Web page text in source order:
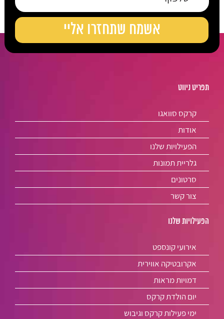
תפריט ניווט
קרקס סוואגו
אודות
הפעילויות שלנו
גלריית תמונות
סרטונים
צור קשר
הפעילויות שלנו
אירועי קונספט
אקרובטיקה אווירית
דמויות מראות
יום הולדת קרקס
ימי פעילות קרקס וגיבוש